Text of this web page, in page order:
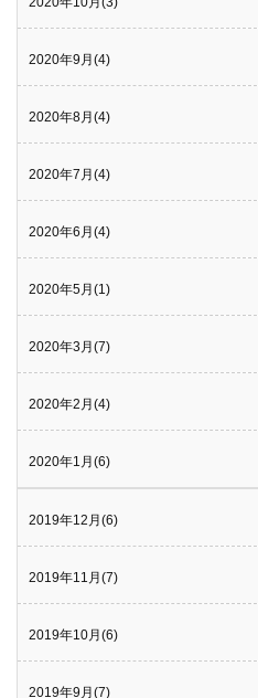
2020年9月(4)
2020年8月(4)
2020年7月(4)
2020年6月(4)
2020年5月(1)
2020年3月(7)
2020年2月(4)
2020年1月(6)
2019年12月(6)
2019年11月(7)
2019年10月(6)
2019年9月(7)